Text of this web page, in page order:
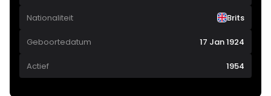
Nationaliteit Brits
Geboortedatum 17 Jan 1924
Actief 1954